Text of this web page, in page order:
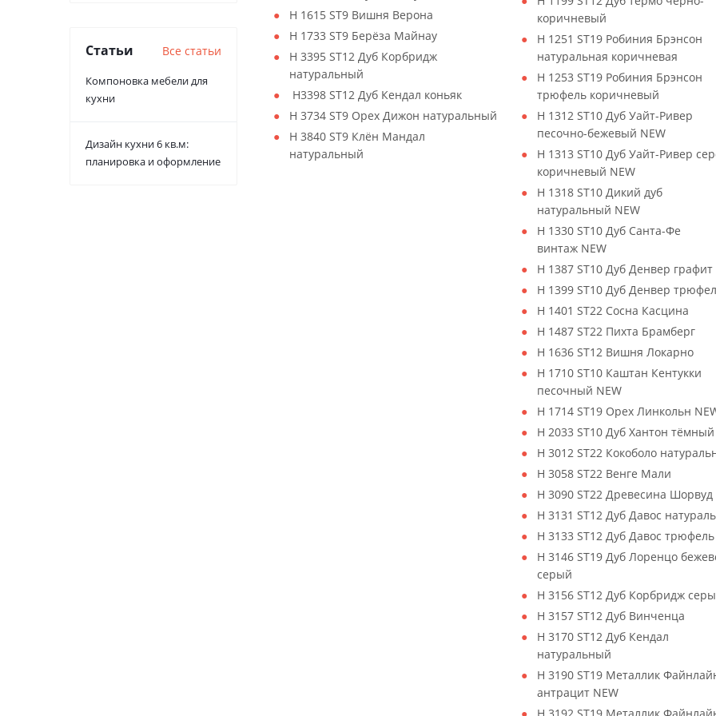
H 1615 ST9 Вишня Верона
H 1733 ST9 Берёза Майнау
H 3395 ST12 Дуб Корбридж
натуральный
H3398 ST12 Дуб Кендал коньяк
H 3734 ST9 Орех Дижон натуральный
H 3840 ST9 Клён Мандал
натуральный
коричневый
H 1251 ST19 Робиния Брэнсон
натуральная коричневая
H 1253 ST19 Робиния Брэнсон
трюфель коричневый
H 1312 ST10 Дуб Уайт-Ривер
песочно-бежевый NEW
H 1313 ST10 Дуб Уайт-Ривер
коричневый NEW
H 1318 ST10 Дикий дуб
натуральный NEW
H 1330 ST10 Дуб Санта-Фе
винтаж NEW
H 1387 ST10 Дуб Денвер графит
H 1399 ST10 Дуб Денвер
H 1401 ST22 Сосна Касцина
H 1487 ST22 Пихта Брамберг
H 1636 ST12 Вишня Локарно
H 1710 ST10 Каштан Кентукки
песочный NEW
H 1714 ST19 Орех Линкольн
H 2033 ST10 Дуб Хантон тёмный
H 3012 ST22 Кокоболо
H 3058 ST22 Венге Мали
H 3090 ST22 Древесина Шорвуд
H 3131 ST12 Дуб Давос
H 3133 ST12 Дуб Давос трюфель
H 3146 ST19 Дуб Лоренцо
серый
H 3156 ST12 Дуб Корбридж
H 3157 ST12 Дуб Винченца
H 3170 ST12 Дуб Кендал
натуральный
H 3190 ST19 Металлик
антрацит NEW
Статьи Все статьи
Компоновка мебели для
кухни
Дизайн кухни 6 кв.м:
планировка и оформление